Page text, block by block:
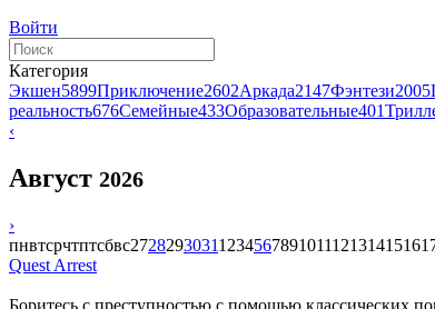
Войти
Категория
Экшен5899Приключение2602Аркада2147Фэнтези2005
реальность676Семейные433Образовательные401
‹
Август 2026
›
пнвтсрчтптсбвс27282930311 2345678910111213141516
Quest Arrest
Боритесь с преступностью с помощью классических